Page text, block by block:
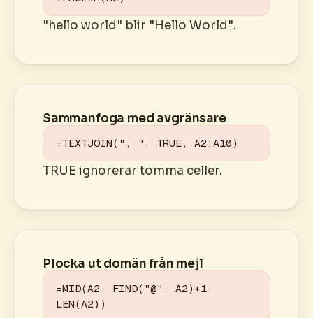
"hello world" blir "Hello World".
Sammanfoga med avgränsare
=TEXTJOIN(", ", TRUE, A2:A10)
TRUE ignorerar tomma celler.
Plocka ut domän från mejl
=MID(A2, FIND("@", A2)+1,
LEN(A2))